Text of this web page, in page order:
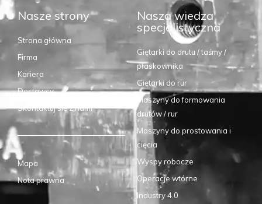
Nasze strony
Strona główna
Firma
Kariera
Dostawcy
Skontaktuj się z nami
Mapa
Nota prawna
Nasza wiedza
specjalistyczna
Giętarki do drutu / taśmy /
płaskownika
Giętarki do rur
Maszyny do formowania
drutów / rur
Maszyny do prostowania i
cięcia
Wyspy robocze
Operacje wtórne
Industry 4.0